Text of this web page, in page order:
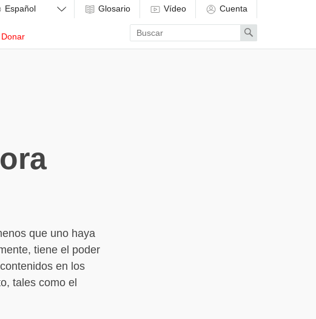
Donar
Glosario Vídeo Cuenta
Enter
search
term
Search
que uno haya
tiene el poder
en los
tales como el